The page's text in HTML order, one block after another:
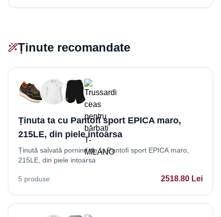
Ținute recomandate
Ținuta ta cu Pantofi sport EPICA maro,
215LE, din piele intoarsa
Ținută salvată pornind de la Pantofi sport EPICA maro,
215LE, din piele intoarsa
5 produse 2518.80 Lei